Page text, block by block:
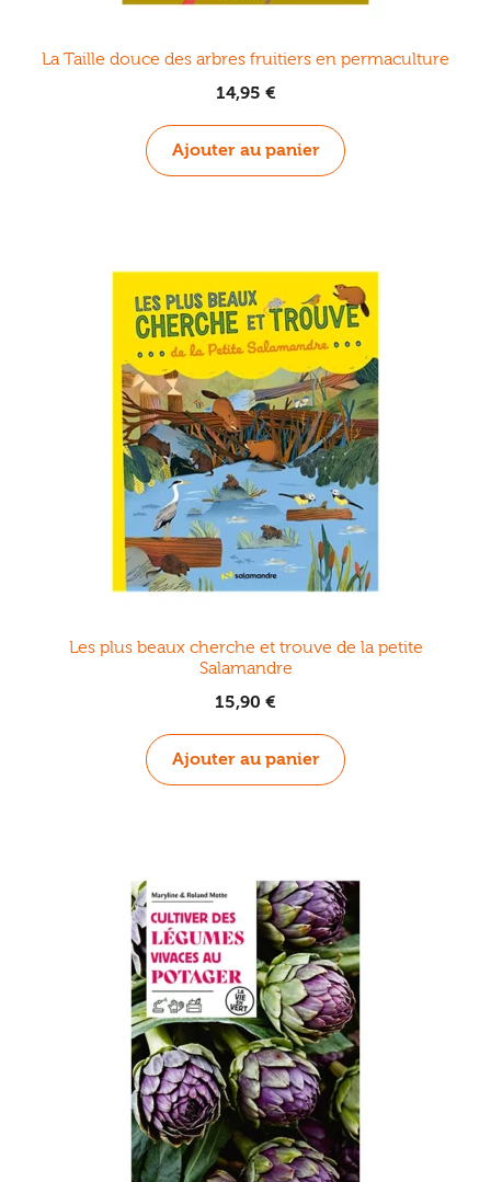
La Taille douce des arbres fruitiers en permaculture
14,95 €
Ajouter au panier
Les plus beaux cherche et trouve de la petite
Salamandre
15,90 €
Ajouter au panier